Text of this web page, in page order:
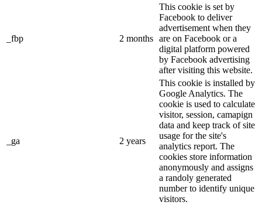
_fbp 2 months
This cookie is set by
Facebook to deliver
advertisement when they
are on Facebook or a
digital platform powered
by Facebook advertising
after visiting this website.
_ga 2 years
This cookie is installed by
Google Analytics. The
cookie is used to calculate
visitor, session, camapign
data and keep track of site
usage for the site's
analytics report. The
cookies store information
anonymously and assigns
a randoly generated
number to identify unique
visitors.